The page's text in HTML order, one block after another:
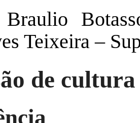
Braulio
Teixeira –
de cultura